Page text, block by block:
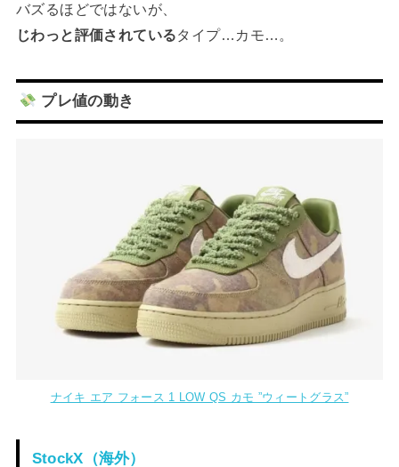
バズるほどではないが、
じわっと評価されているタイプ…カモ…。
プレ値の動き
ナイキ エア フォース 1 LOW QS カモ ”ウィートグラス”
StockX（海外）